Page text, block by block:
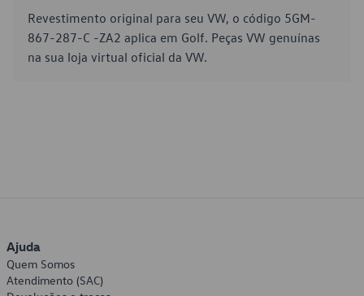
Revestimento original para seu VW, o código 5GM-
867-287-C -ZA2 aplica em Golf. Peças VW genuínas
na sua loja virtual oficial da VW.
Ajuda
Quem Somos
Atendimento (SAC)